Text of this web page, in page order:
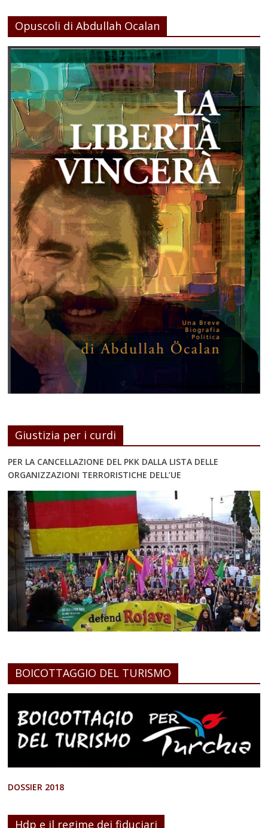
Opuscoli di Abdullah Ocalan
Giustizia per i curdi
PER LA CANCELLAZIONE DEL PKK DALLA LISTA DELLE
ORGANIZZAZIONI TERRORISTICHE DELL’UE
BOICOTTAGGIO DEL TURISMO
DOSSIER 2018
Hdp e il regime dei fiduciari